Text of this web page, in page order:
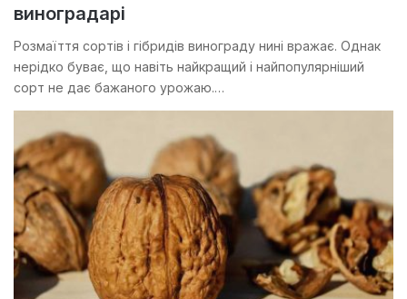
виноградарі
Розмаїття сортів і гібридів винограду нині вражає. Однак
нерідко буває, що навіть найкращий і найпопулярніший
сорт не дає бажаного урожаю.…